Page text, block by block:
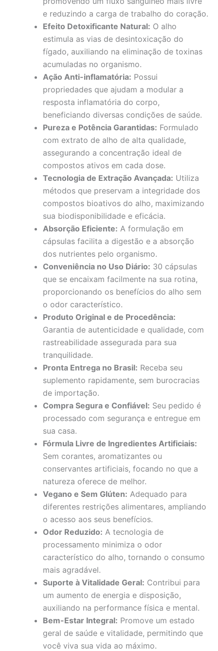
e reduzindo a carga de trabalho do coração.
Efeito Detoxificante Natural: O alho
estimula as vias de desintoxicação do
fígado, auxiliando na eliminação de toxinas
acumuladas no organismo.
Ação Anti-inflamatória: Possui
propriedades que ajudam a modular a
resposta inflamatória do corpo,
beneficiando diversas condições de saúde.
Pureza e Potência Garantidas: Formulado
com extrato de alho de alta qualidade,
assegurando a concentração ideal de
compostos ativos em cada dose.
Tecnologia de Extração Avançada: Utiliza
métodos que preservam a integridade dos
compostos bioativos do alho, maximizando
sua biodisponibilidade e eficácia.
Absorção Eficiente: A formulação em
cápsulas facilita a digestão e a absorção
dos nutrientes pelo organismo.
Conveniência no Uso Diário: 30 cápsulas
que se encaixam facilmente na sua rotina,
proporcionando os benefícios do alho sem
o odor característico.
Produto Original e de Procedência:
Garantia de autenticidade e qualidade, com
rastreabilidade assegurada para sua
tranquilidade.
Pronta Entrega no Brasil: Receba seu
suplemento rapidamente, sem burocracias
de importação.
Compra Segura e Confiável: Seu pedido é
processado com segurança e entregue em
sua casa.
Fórmula Livre de Ingredientes Artificiais:
Sem corantes, aromatizantes ou
conservantes artificiais, focando no que a
natureza oferece de melhor.
Vegano e Sem Glúten: Adequado para
diferentes restrições alimentares, ampliando
o acesso aos seus benefícios.
Odor Reduzido: A tecnologia de
processamento minimiza o odor
característico do alho, tornando o consumo
mais agradável.
Suporte à Vitalidade Geral: Contribui para
um aumento de energia e disposição,
auxiliando na performance física e mental.
Bem-Estar Integral: Promove um estado
geral de saúde e vitalidade, permitindo que
você viva sua vida ao máximo.